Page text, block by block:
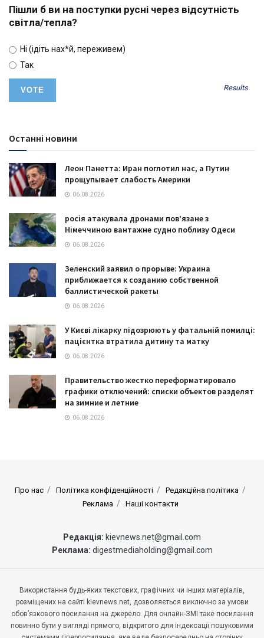
Пішли б ви на поступки русні через відсутність
світла/тепла?
Ні (ідіть нах*й, переживем)
Так
Results
Останні новини
Леон Панетта: Иран поглотил нас, а Путин
прощупывает слабость Америки
06.08.2026
росія атакувала дронами пов’язане з
Німеччиною вантажне судно поблизу Одеси
06.08.2026
Зеленский заявил о прорыве: Украина
приближается к созданию собственной
баллистической ракеты
06.08.2026
У Києві лікарку підозрюють у фатальній помилці:
пацієнтка втратила дитину та матку
06.08.2026
Правительство жестко переформатировало
графики отключений: списки объектов разделят
на зимние и летние
06.08.2026
Про нас Політика конфіденційності
Редакційна політика
Реклама
Наші контакти
Редакція: kievnews.net@gmail.com
Реклама: digestmediaholding@gmail.com
Використання будь-яких текстових, графічних чи інших матеріалів,
розміщених на сайті kievnews.net, дозволяється виключно за умови
обов’язкового посилання на джерело. Для онлайн-ЗМІ таке посилання
повинно бути у вигляді прямого, відкритого для індексації пошуковими